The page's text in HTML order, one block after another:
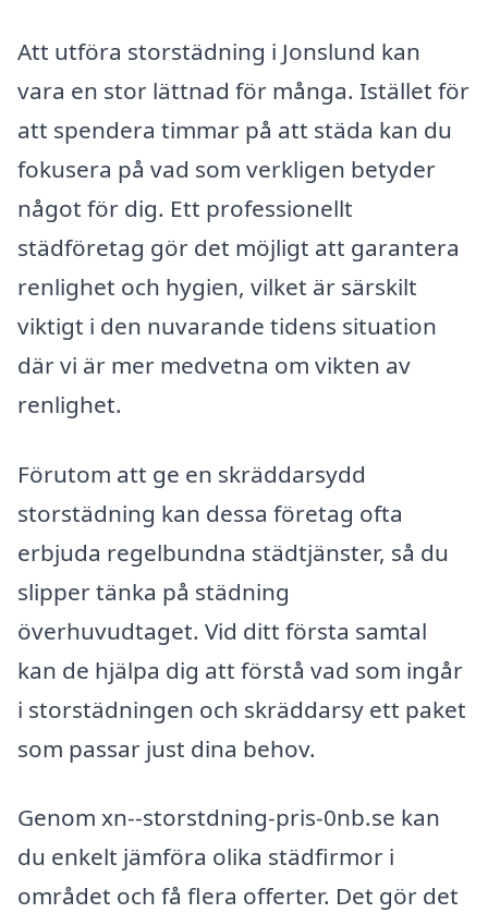
Att utföra storstädning i Jonslund kan
vara en stor lättnad för många. Istället för
att spendera timmar på att städa kan du
fokusera på vad som verkligen betyder
något för dig. Ett professionellt
städföretag gör det möjligt att garantera
renlighet och hygien, vilket är särskilt
viktigt i den nuvarande tidens situation
där vi är mer medvetna om vikten av
renlighet.
Förutom att ge en skräddarsydd
storstädning kan dessa företag ofta
erbjuda regelbundna städtjänster, så du
slipper tänka på städning
överhuvudtaget. Vid ditt första samtal
kan de hjälpa dig att förstå vad som ingår
i storstädningen och skräddarsy ett paket
som passar just dina behov.
Genom xn--storstdning-pris-0nb.se kan
du enkelt jämföra olika städfirmor i
området och få flera offerter. Det gör det